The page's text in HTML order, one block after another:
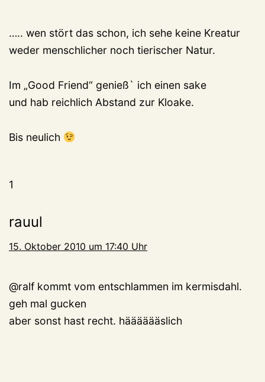
….. wen stört das schon, ich sehe keine Kreatur
weder menschlicher noch tierischer Natur.
Im „Good Friend“ genieß` ich einen sake
und hab reichlich Abstand zur Kloake.
Bis neulich
1
rauul
15. Oktober 2010 um 17:40 Uhr
@ralf kommt vom entschlammen im kermisdahl.
geh mal gucken
aber sonst hast recht. hääääääslich